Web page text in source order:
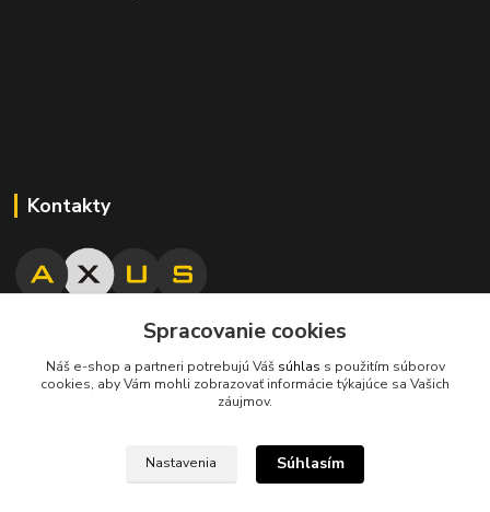
Kontakty
045/671 63 50
axuspneu@gmail.com
Spracovanie cookies
Náš e-shop a partneri potrebujú Váš súhlas s použitím súborov
cookies, aby Vám mohli zobrazovať informácie týkajúce sa Vašich
záujmov.
Nastavenia Súhlasím